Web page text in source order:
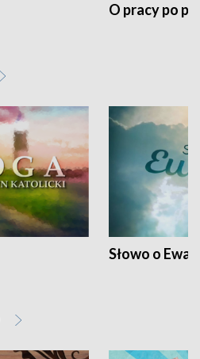
O pracy po
Słowo o